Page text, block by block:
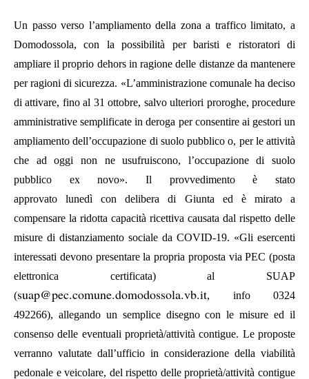
Un passo verso l’ampliamento della zona a traffico limitato, a
Domodossola, con la possibilità per baristi e ristoratori di
ampliare il proprio dehors in ragione delle distanze da mantenere
per ragioni di sicurezza. «L’amministrazione comunale ha deciso
di attivare, fino al 31ottobre, salvo ulteriori proroghe, procedure
amministrative semplificate in deroga perconsentire ai gestori un
ampliamento dell’occupazione di suolo pubblico o, per le attività
che ad oggi non ne usufruiscono, l’occupazione di suolo
pubblico ex novo». Il provvedimento è stato
approvatolunedìcon delibera di Giunta ed è mirato a
compensare la ridotta capacità ricettiva causata dal rispetto delle
misure di distanziamento sociale da COVID-19. «Gli esercenti
interessati devono presentare la propria proposta via PEC (posta
elettronica certificata) al SUAP
(suap@pec.comune.domodossola.vb.it, info 0324
492266), allegando un semplice disegno con le misure ed il
consenso delle eventuali proprietà/attività contigue. Le proposte
verranno valutate dall’ufficio in considerazione della viabilità
pedonale e veicolare, del rispetto delle proprietà/attività contigue